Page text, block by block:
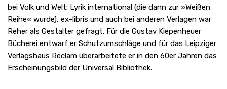
bei Volk und Welt: Lyrik international (die dann zur »Weißen
Reihe« wurde), ex-libris und auch bei anderen Verlagen war
Reher als Gestalter gefragt. Für die Gustav Kiepenheuer
Bücherei entwarf er Schutzumschläge und für das Leipziger
Verlagshaus Reclam überarbeitete er in den 60er Jahren das
Erscheinungsbild der Universal Bibliothek.